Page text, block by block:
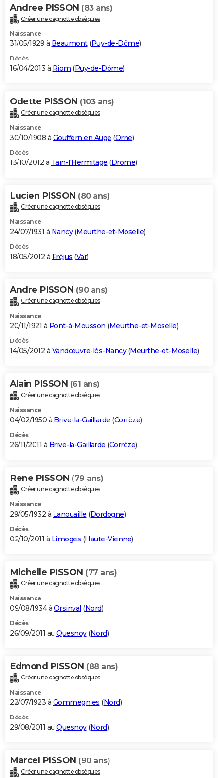
Andree PISSON (83 ans)
Créer une cagnotte obsèques
Naissance
31/05/1929 à Beaumont(Puy-de-Dôme)
Décès
16/04/2013 à Riom (Puy-de-Dôme)
Odette PISSON (103 ans)
Créer une cagnotte obsèques
Naissance
30/10/1908 à Gouffern en Auge (Orne)
Décès
13/10/2012 à Tain-l'Hermitage (Drôme)
Lucien PISSON (80 ans)
Créer une cagnotte obsèques
Naissance
24/07/1931 à Nancy(Meurthe-et-Moselle)
Décès
18/05/2012 à Fréjus (Var)
Andre PISSON (90 ans)
Créer une cagnotte obsèques
Naissance
20/11/1921 à Pont-à-Mousson (Meurthe-et-Moselle)
Décès
14/05/2012 à Vandœuvre-lès-Nancy(Meurthe-et-Moselle)
Alain PISSON (61 ans)
Créer une cagnotte obsèques
Naissance
04/02/1950 à Brive-la-Gaillarde (Corrèze)
Décès
26/11/2011 à Brive-la-Gaillarde (Corrèze)
Rene PISSON (79 ans)
Créer une cagnotte obsèques
Naissance
29/05/1932 à Lanouaille (Dordogne)
Décès
02/10/2011 à Limoges (Haute-Vienne)
Michelle PISSON (77 ans)
Créer une cagnotte obsèques
Naissance
09/08/1934 à Orsinval (Nord)
Décès
26/09/2011 au Quesnoy(Nord)
Edmond PISSON (88 ans)
Créer une cagnotte obsèques
Naissance
22/07/1923 à Gommegnies (Nord)
Décès
29/08/2011 au Quesnoy(Nord)
Marcel PISSON (90 ans)
Créer une cagnotte obsèques